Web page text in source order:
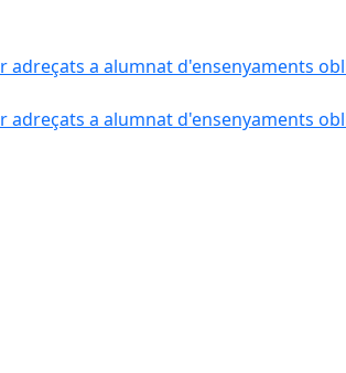
a alumnat d'ensenyaments
a alumnat d'ensenyaments